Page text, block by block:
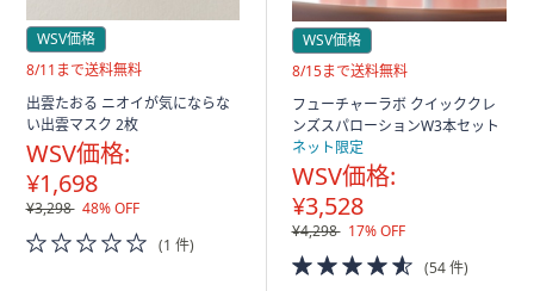
WSV価格
送
無
料
8/11まで送料無料
出雲たおる ニオイが気にならな
い出雲マスク 2枚
WSV価格:
¥1,698
¥3,298 48% OFF
0.0
of
(1 件)
WSV価格
送
無
料
8/15まで送料無料
フューチャーラボ クイッククレ
ンズスパローションW3本セット
ネット限定
WSV価格:
¥3,528
¥4,298 17% OFF
4.5
of
(54 件)